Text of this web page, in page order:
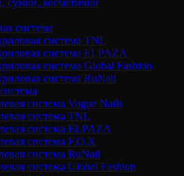
сумки, косметички
система
система TNL
система ELPAZA
система Global Fashion
система RuNail
система Vogue Nails
система TNL
система ELPAZA
система F.O.X
система RuNail
система Global Fashion